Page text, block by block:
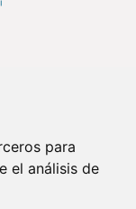
para
el análisis de